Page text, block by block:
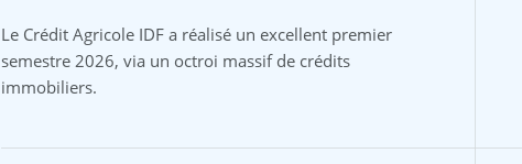
Le Crédit Agricole IDF a réalisé un excellent premier
semestre 2026, via un octroi massif de crédits
immobiliers.